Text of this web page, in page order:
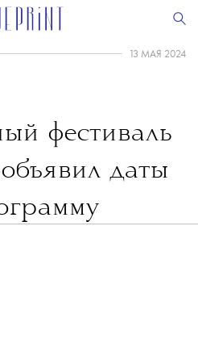
13 МАЯ 2024
фестиваль
объявил даты